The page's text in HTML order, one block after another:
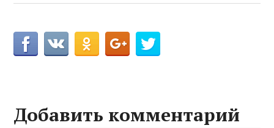
Добавить комментарий